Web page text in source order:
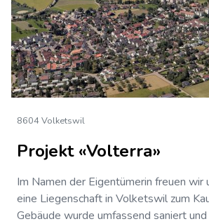
8604 Volketswil
Projekt «Volterra»
Im Namen der Eigentümerin freuen wir
eine Liegenschaft in Volketswil zum
Gebäude wurde umfassend saniert